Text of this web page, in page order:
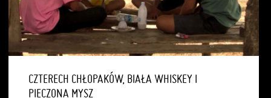
CZTERECH CHŁOPAKÓW, BIAŁA WHISKEY I
PIECZONA MYSZ